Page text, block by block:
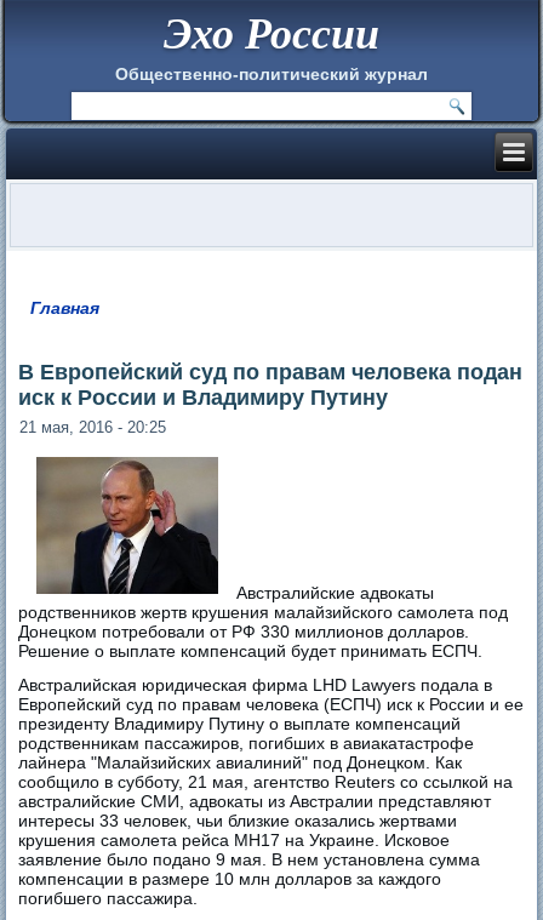
Эхо России
Общественно-политический журнал
Главная
В Европейский суд по правам человека подан
иск к России и Владимиру Путину
21 мая, 2016 - 20:25
Австралийские адвокаты
родственников жертв крушения малайзийского самолета под
Донецком потребовали от РФ 330 миллионов долларов.
Решение о выплате компенсаций будет принимать ЕСПЧ.
Австралийская юридическая фирма LHD Lawyers подала в
Европейский суд по правам человека (ЕСПЧ) иск к России и ее
президенту Владимиру Путину о выплате компенсаций
родственникам пассажиров, погибших в авиакатастрофе
лайнера "Малайзийских авиалиний" под Донецком. Как
сообщило в субботу, 21 мая, агентство Reuters со ссылкой на
австралийские СМИ, адвокаты из Австралии представляют
интересы 33 человек, чьи близкие оказались жертвами
крушения самолета рейса MH17 на Украине. Исковое
заявление было подано 9 мая. В нем установлена сумма
компенсации в размере 10 млн долларов за каждого
погибшего пассажира.